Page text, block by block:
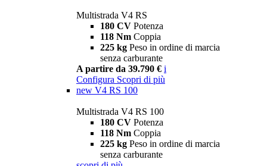
Multistrada V4 RS
180 CV Potenza
118 Nm Coppia
225 kg Peso in ordine di marcia
senza carburante
A partire da 39.790 € i
Configura Scopri di più
new V4 RS 100
Multistrada V4 RS 100
180 CV Potenza
118 Nm Coppia
225 kg Peso in ordine di marcia
senza carburante